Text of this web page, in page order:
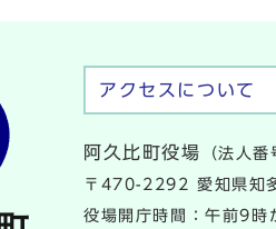
アクセスについて
阿久比町役場
（法人
〒470-2292 愛知県知
役場開庁時間：午前9